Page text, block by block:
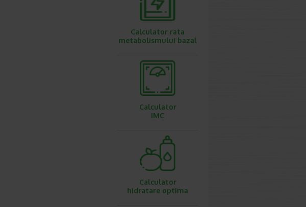
Calculator rata
metabolismului bazal
Calculator
IMC
Calculator
hidratare optima